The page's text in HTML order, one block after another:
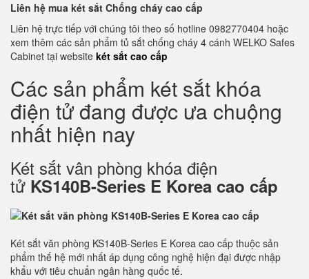
Liên hệ mua két sắt Chống cháy cao cấp
Liên hệ trực tiếp với chúng tôi theo số hotline 0982770404 hoặc
xem thêm các sản phẩm tủ sắt chống cháy 4 cánh WELKO Safes
Cabinet tại website két sắt cao cấp
Các sản phẩm két sắt khóa
điện tử đang được ưa chuộng
nhất hiện nay
Két sắt vân phòng khóa điện
tử KS140B-Series E Korea cao cấp
Két sắt văn phòng KS140B-Series E Korea cao cấp thuộc sản
phẩm thế hệ mới nhất áp dụng công nghệ hiện đại được nhập
khẩu với tiêu chuẩn ngân hàng quốc tế.